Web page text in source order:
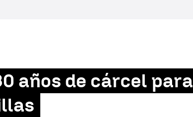
años de cárcel para